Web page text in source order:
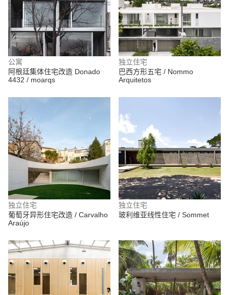
公寓
阿根廷集体住宅改造 Donado
4432 / moarqs
独立住宅
巴西方形五宅 / Nommo
Arquitetos
独立住宅
葡萄牙异形住宅改造 / Carvalho
Araújo
独立住宅
玻利维亚线性住宅 / Sommet